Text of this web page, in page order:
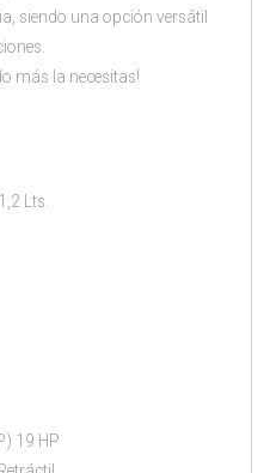
siendo una opción versátil
más la necesitas!
Lts.
19 HP